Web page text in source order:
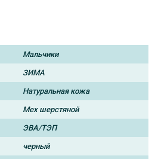
Мальчики
ЗИМА
Натуральная кожа
Мех шерстяной
ЭВА/ТЭП
черный